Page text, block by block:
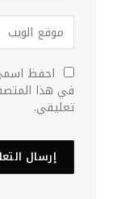
احفظ
في هذا
تعليقي.